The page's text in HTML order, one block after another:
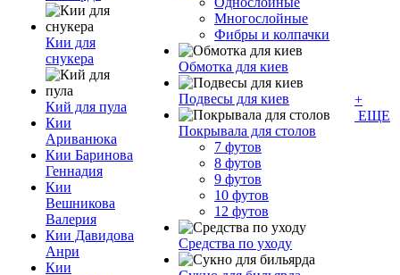
Кии для
снукера
Кий для пула
Кии
Ариванюка
Кии Баринова
Геннадия
Кии
Вешникова
Валерия
Кии Давидова
Анри
Кии
Многослойные
Фибры и колпачки
Обмотка для киев
Подвесы для киев
Покрывала для столов
7 футов
8 футов
9 футов
10 футов
12 футов
Средства по уходу
+
ЕЩЕ